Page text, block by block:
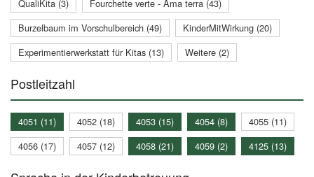
QualiKita (3)
Fourchette verte - Ama terra (43)
Burzelbaum im Vorschulbereich (49)
KinderMitWirkung (20)
Experimentierwerkstatt für Kitas (13)
Weitere (2)
Postleitzahl
4051 (11) 4052 (18) 4053 (15) 4054 (8)
4055 (11)
4056 (17)
4057 (12) 4058 (21) 4059 (2) 4125 (13)